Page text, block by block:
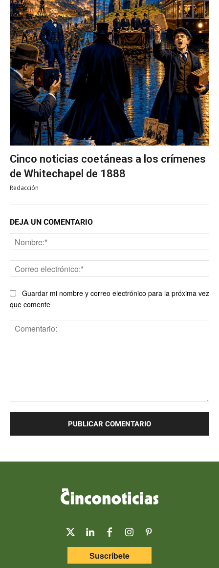
Cinco noticias coetáneas a los crímenes
de Whitechapel de 1888
Redacción
DEJA UN COMENTARIO
Guardar mi nombre y correo electrónico para la próxima vez
que comente
Suscríbete